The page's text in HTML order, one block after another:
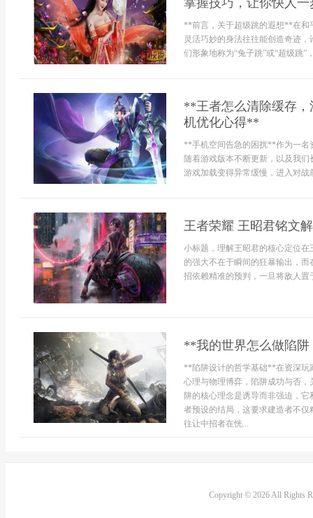
掌握技巧，让你快人
**前言，关于超级跳的遐想**在和
灵活巧妙的身法往往能创造奇迹
们形象地称为“兔子跳”或“超级跳
**王者怎么清除缓存
机优化心得**
**手机空间告急的困扰**作为一名
随着游戏版本不断更新，以及我
游戏加载变得异常缓慢，进入对战
王者荣耀 王昭君铭文
小标题，理解王昭君的核心定位
的强大不在于瞬间的狂暴输出，
招依赖精准的预判，一旦将敌人置
**我的世界怎么做陷
**陷阱设计的哲学基础**在资深玩
心理与物理博弈，陷阱成功与否
阱的核心理念是诱导而非强迫，
者预设的结局，这要求建造者不
往让中招者在恍...
Copyright © 2026 All Rights